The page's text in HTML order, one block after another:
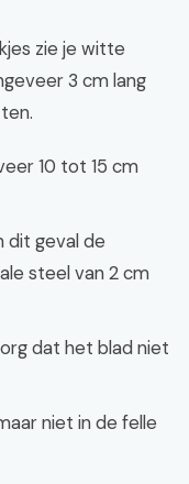
zie je witte
3 cm lang
10 tot 15 cm
dit geval de
steel van 2 cm
dat het blad niet
niet in de felle